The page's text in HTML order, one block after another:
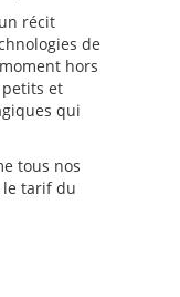
récit
de
hors
et
qui
tous nos
le tarif du